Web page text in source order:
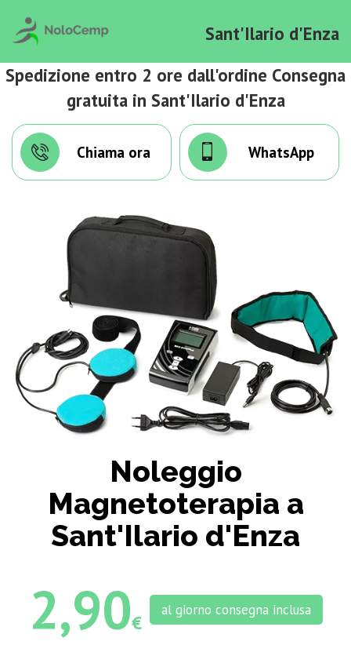
Sant'Ilario d'Enza
Spedizione entro 2 ore dall'ordine Consegna
gratuita in Sant'Ilario d'Enza
Chiama ora WhatsApp
Noleggio
Magnetoterapia a
Sant'Ilario d'Enza
2,90€
al giorno consegna inclusa